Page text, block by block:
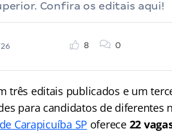
Confira os editais aqui!
8 0
três editais publicados e um
para candidatos de diferentes
Carapicuíba SP oferece 22